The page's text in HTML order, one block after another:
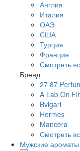
Англия
Италия
ОАЭ
США
Турция
Франция
Смотреть
Бренд
27 87
A Lab On
Bvlgari
Hermes
Mancera
Смотреть
Мужские ароматы